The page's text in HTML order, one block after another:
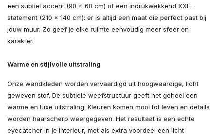
een subtiel accent (90 × 60 cm) of een indrukwekkend XXL-
statement (210 × 140 cm): er is altijd een maat die perfect past bij
jouw muur. Zo geef je elke ruimte eenvoudig meer sfeer en
karakter.
Warme en stijlvolle uitstraling
Onze wandkleden worden vervaardigd uit hoogwaardige, licht
geweven stof. De subtiele weefstructuur geeft het geheel een
warme en luxe uitstraling. Kleuren komen mooi tot leven en details
worden haarscherp weergegeven. Het resultaat is een echte
eyecatcher in je interieur, met als extra voordeel een licht